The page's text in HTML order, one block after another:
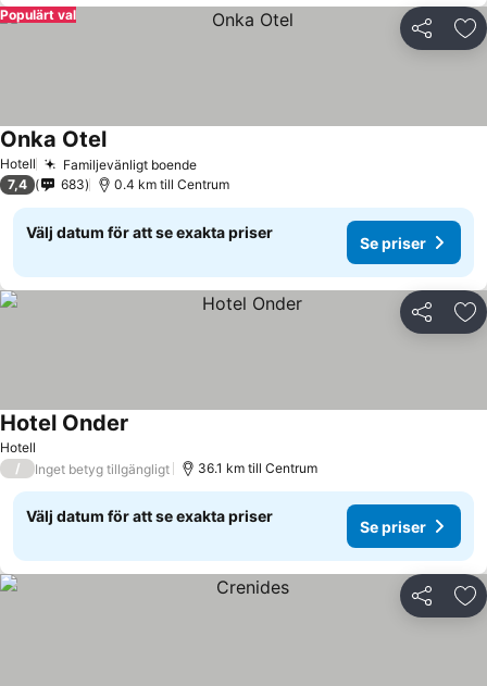
Dela
Populärt val
Hotell Familjevänligt boende
Onka Otel
7,4 683 0.4 km till Centrum
Välj datum för att se exakta priser
Se priser
Dela
Hotell
Hotel Onder
/ Inget betyg tillgängligt 36.1 km till Centrum
Välj datum för att se exakta priser
Se priser
Dela